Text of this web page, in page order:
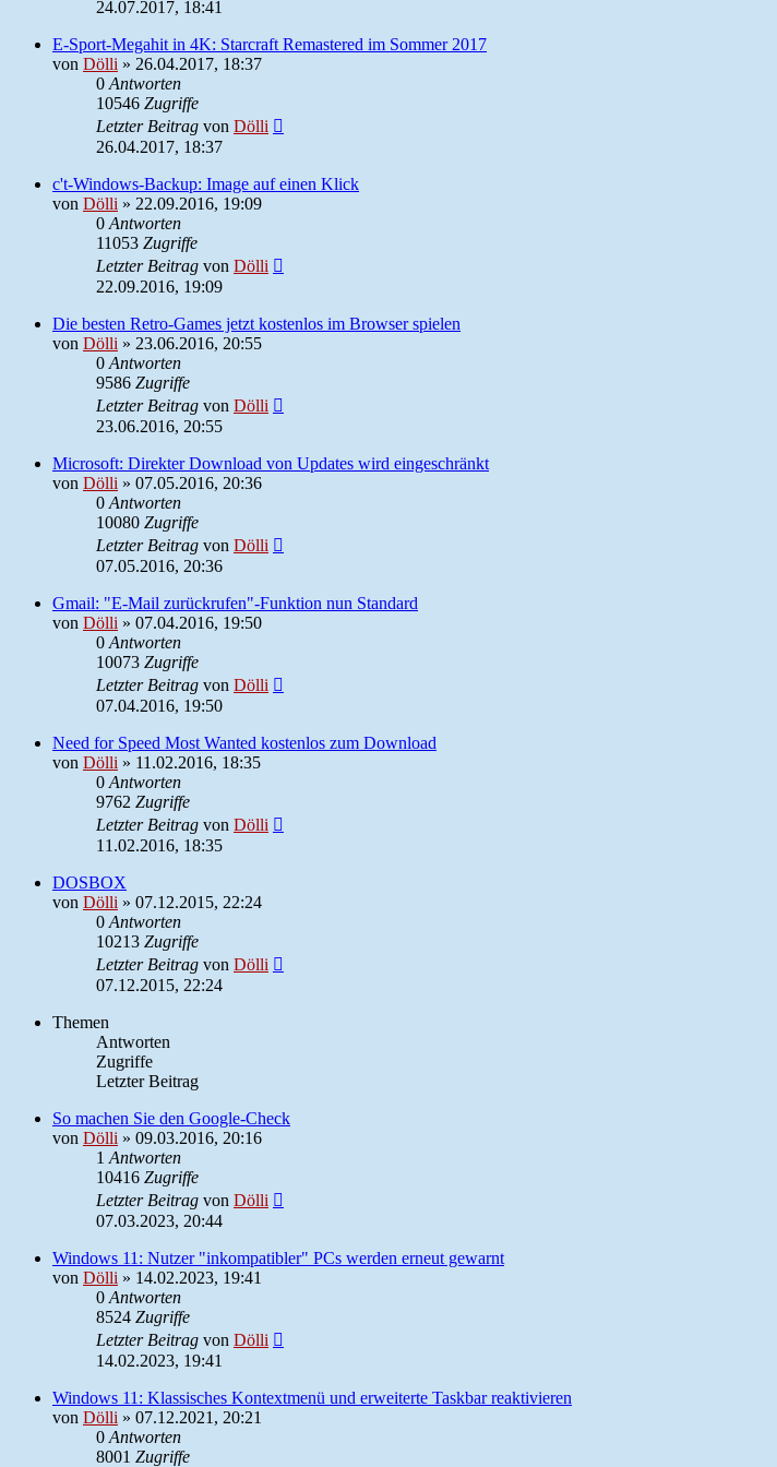
24.07.2017, 18:41
E-Sport-Megahit in 4K: Starcraft Remastered im Sommer 2017
von Dölli » 26.04.2017, 18:37
0 Antworten
10546 Zugriffe
Letzter Beitrag von Dölli
26.04.2017, 18:37
c't-Windows-Backup: Image auf einen Klick
von Dölli » 22.09.2016, 19:09
0 Antworten
11053 Zugriffe
Letzter Beitrag von Dölli
22.09.2016, 19:09
Die besten Retro-Games jetzt kostenlos im Browser spielen
von Dölli » 23.06.2016, 20:55
0 Antworten
9586 Zugriffe
Letzter Beitrag von Dölli
23.06.2016, 20:55
Microsoft: Direkter Download von Updates wird eingeschränkt
von Dölli » 07.05.2016, 20:36
0 Antworten
10080 Zugriffe
Letzter Beitrag von Dölli
07.05.2016, 20:36
Gmail: "E-Mail zurückrufen"-Funktion nun Standard
von Dölli » 07.04.2016, 19:50
0 Antworten
10073 Zugriffe
Letzter Beitrag von Dölli
07.04.2016, 19:50
Need for Speed Most Wanted kostenlos zum Download
von Dölli » 11.02.2016, 18:35
0 Antworten
9762 Zugriffe
Letzter Beitrag von Dölli
11.02.2016, 18:35
DOSBOX
von Dölli » 07.12.2015, 22:24
0 Antworten
10213 Zugriffe
Letzter Beitrag von Dölli
07.12.2015, 22:24
Themen
Antworten
Zugriffe
Letzter Beitrag
So machen Sie den Google-Check
von Dölli » 09.03.2016, 20:16
1 Antworten
10416 Zugriffe
Letzter Beitrag von Dölli
07.03.2023, 20:44
Windows 11: Nutzer "inkompatibler" PCs werden erneut gewarnt
von Dölli » 14.02.2023, 19:41
0 Antworten
8524 Zugriffe
Letzter Beitrag von Dölli
14.02.2023, 19:41
Windows 11: Klassisches Kontextmenü und erweiterte Taskbar reaktivieren
von Dölli » 07.12.2021, 20:21
0 Antworten
8001 Zugriffe